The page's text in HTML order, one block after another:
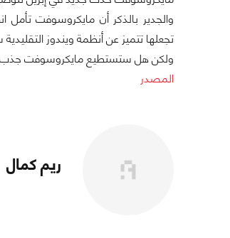
تجعلها تتميز عن أنظمة ويندوز
ولكن هل ستستطيع مايكروسوفت جذب الانتباه من جديد أم سيكون
المصدر
ريم كمال